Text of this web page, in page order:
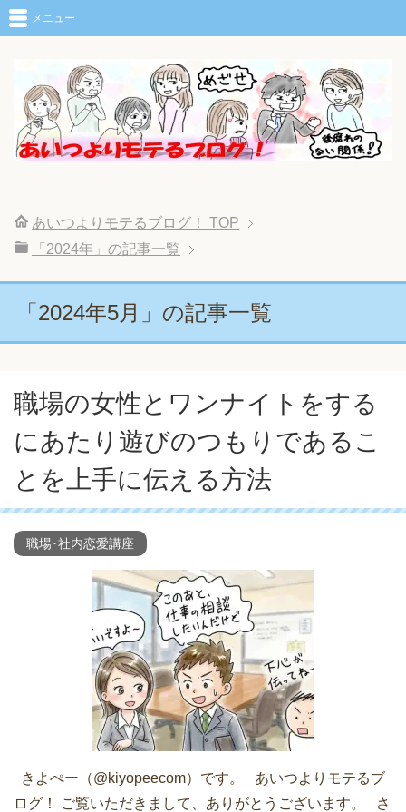
メニュー
あいつよりモテるブログ！
TOP
「2024年」の記事一覧
「2024年5月」の記事一覧
職場の女性とワンナイトをする
にあたり遊びのつもりであるこ
とを上手に伝える方法
職場･社内恋愛講座
きよぺー（@kiyopeecom）です。 あいつよりモテるブ
ログ！ ご覧いただきまして、ありがとうございます。 さ